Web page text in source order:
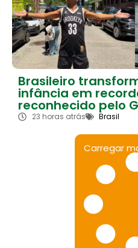
Brasileiro
infância em
reconhecido pelo
23 horas atrás Brasil
Carregar